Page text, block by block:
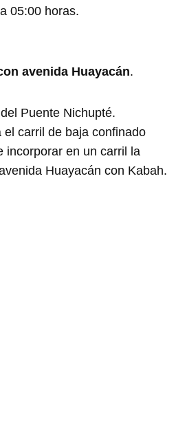
05:00 horas.
avenida Huayacán.
Puente Nichupté.
el carril de baja confinado
incorporar en un carril la
Huayacán con Kabah.